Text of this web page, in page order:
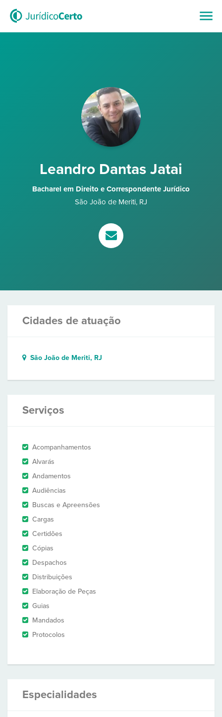
Leandro Dantas Jatai
Bacharel em Direito e Correspondente Jurídico
São João de Meriti, RJ
Cidades de atuação
São João de Meriti, RJ
Serviços
Acompanhamentos
Alvarás
Andamentos
Audiências
Buscas e Apreensões
Cargas
Certidões
Cópias
Despachos
Distribuições
Elaboração de Peças
Guias
Mandados
Protocolos
Especialidades